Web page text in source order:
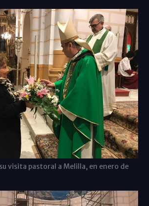
visita pastoral a Melilla, en enero de